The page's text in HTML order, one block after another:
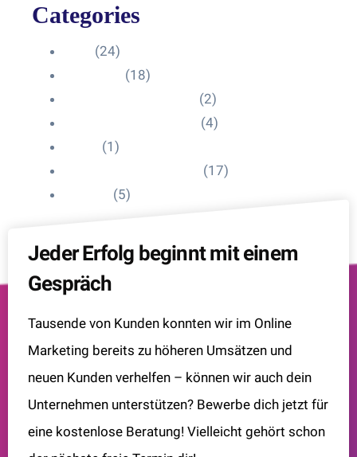
Categories
(24)
(18)
(2)
(4)
(1)
(17)
(5)
Jeder Erfolg beginnt mit einem
Gespräch
Tausende von Kunden konnten wir im Online
Marketing bereits zu höheren Umsätzen und
neuen Kunden verhelfen – können wir auch dein
Unternehmen unterstützen? Bewerbe dich jetzt für
eine kostenlose Beratung! Vielleicht gehört schon